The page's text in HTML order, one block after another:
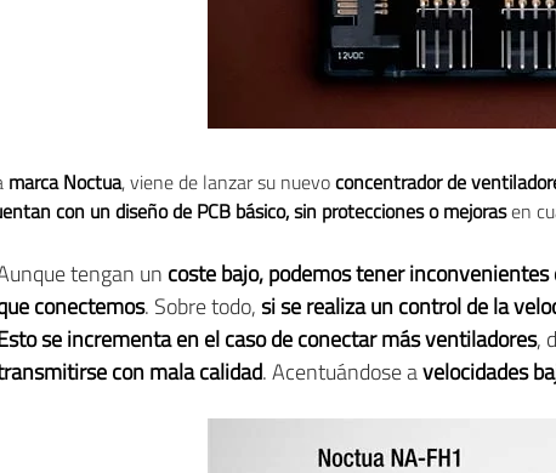
marca Noctua, viene de lanzar su nuevoconcentrador de
con un diseño de PCB básico, sin protecciones o mejorasen
tengan un coste bajo, podemos tener
conectemos. Sobre todo,si se realiza un control de la
se incrementa en el caso de conectar más ventiladores,
con mala calidad. Acentuándose avelocidades